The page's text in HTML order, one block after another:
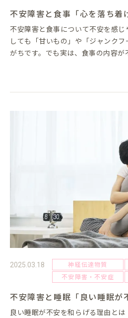
不安障害と食事「心を落ち着
不安障害と食事について不安を感じ
しても「甘いもの」や「ジャンク
がちです。でも実は、食事の内容
わっていることをご存じでしょう
2025.03.18 神経伝達物質
不安障害・不安症
不安障害と睡眠「良い睡眠が
良い睡眠が不安を和らげる理由と